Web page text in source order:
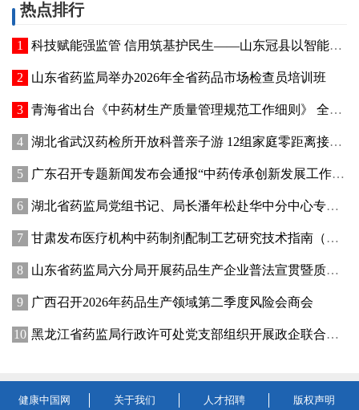
热点排行
科技赋能强监管 信用筑基护民生——山东冠县以智能管控提质“两定机构”医保服务能力
山东省药监局举办2026年全省药品市场检查员培训班
青海省出台《中药材生产质量管理规范工作细则》 全面强化中药材质量源头管控
湖北省武汉药检所开放科普亲子游 12组家庭零距离接触药品检验
广东召开专题新闻发布会通报“中药传承创新发展工作成效”
湖北省药监局党组书记、局长潘年松赴华中分中心专题调研全面从严治党工作 强调以高质量党建引领药监事业行稳致远
甘肃发布医疗机构中药制剂配制工艺研究技术指南（试行）
山东省药监局六分局开展药品生产企业普法宣贯暨质量管理提升座谈交流活动
广西召开2026年药品生产领域第二季度风险会商会
黑龙江省药监局行政许可处党支部组织开展政企联合主题党日活动
健康中国网 关于我们 人才招聘 版权声明